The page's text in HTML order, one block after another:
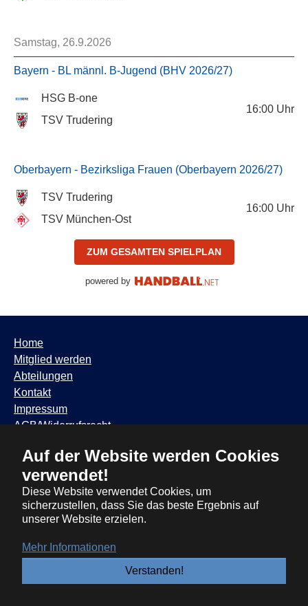
Auf der Website werden Cookies
verwendet!
Diese Website verwendet Cookies, um
sicherzustellen, dass Sie das beste Ergebnis auf
unserer Website erzielen.
Mehr Informationen
Verstanden!
Samstag, 26.9.2026
Bayern - BL männl. B-Jugend (BHV 2026/27)
HSG B-one
TSV Trudering
16:00 Uhr
Oberbayern - Bezirksliga Frauen (Oberbayern 2026/27)
TSV Trudering
TSV München-Ost
16:00 Uhr
ZUM GESAMTEN SPIELPLAN
powered by
Home
Mitglied werden
Abteilungen
Kontakt
Impressum
AGB/Widerrufsrecht
TSV Trudering ∙ Feldbergstr. 65 ∙ 81825 München ∙ Tel:
089 / 6881317∙ info@tsvtrudering.de